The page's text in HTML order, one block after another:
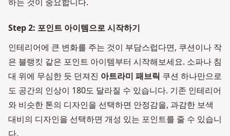
Step 2: 포인트 아이템으로 시작하기
인테리어에 큰 변화를 주는 것이 부담스럽다면, 쿠션이나 작
은 블랭킷 같은 포인트 아이템부터 시작해보세요. 소파나 침
대 위에 무심한 듯 던져진 아트라미 패브릭 쿠션 하나만으로
도 공간의 인상이 180도 달라질 수 있습니다. 기존 인테리어
와 비슷한 톤의 디자인을 선택하면 안정감을, 과감한 보색
대비의 디자인을 선택하면 개성 있는 포인트를 줄 수 있습니
다.